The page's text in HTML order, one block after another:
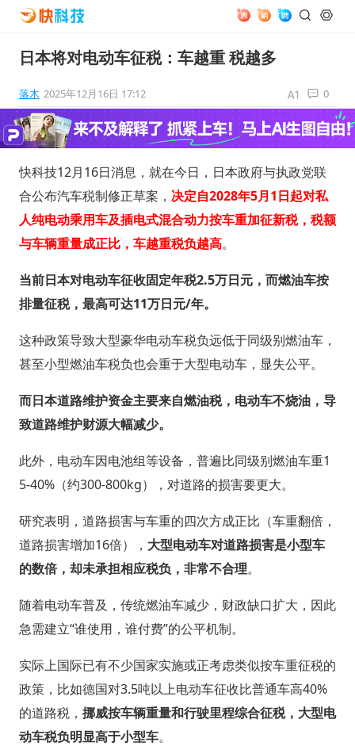
日本将对电动车征税：车越重 税越多
落木 2025年12月16日 17:12 0
快科技12月16日消息，就在今日，日本政府与执政党联
合公布汽车税制修正草案， 决定自2028年5月1日起对私
人纯电动乘用车及插电式混合动力按车重加征新税，税额
与车辆重量成正比，车越重税负越高。
当前日本对电动车征收固定年税2.5万日元，而燃油车按
排量征税，最高可达11万日元/年。
这种政策导致大型豪华电动车税负远低于同级别燃油车，
甚至小型燃油车税负也会重于大型电动车，显失公平。
而日本道路维护资金主要来自燃油税，电动车不烧油，导
致道路维护财源大幅减少。
此外，电动车因电池组等设备，普遍比同级别燃油车重1
5-40%（约300-800kg），对道路的损害要更大。
研究表明，道路损害与车重的四次方成正比（车重翻倍，
道路损害增加16倍）， 大型电动车对道路损害是小型车
的数倍，却未承担相应税负，非常不合理。
随着电动车普及，传统燃油车减少，财政缺口扩大，因此
急需建立“谁使用，谁付费”的公平机制。
实际上国际已有不少国家实施或正考虑类似按车重征税的
政策，比如德国对3.5吨以上电动车征收比普通车高40%
的道路税， 挪威按车辆重量和行驶里程综合征税，大型电
动车税负明显高于小型车。